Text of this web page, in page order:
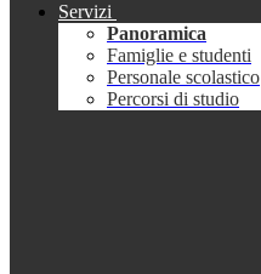
Servizi
Panoramica
Famiglie e studenti
Personale scolastico
Percorsi di studio